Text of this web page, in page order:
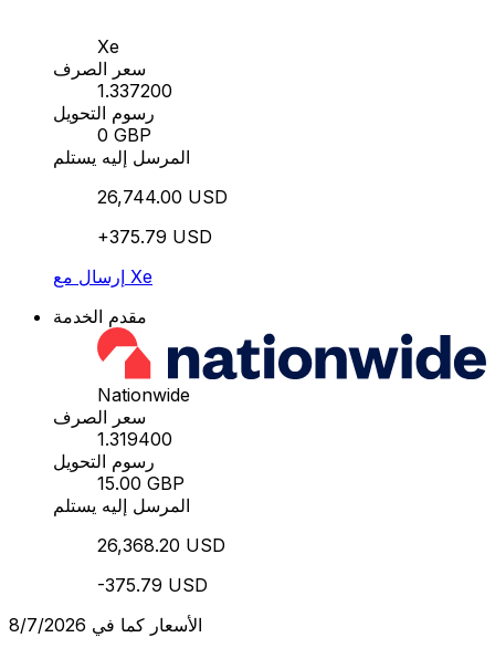
Xe
سعر الصرف
1.337200
رسوم التحويل
0 GBP
المرسل إليه يستلم
26,744.00 USD
+375.79 USD
إرسال مع Xe
مقدم الخدمة
Nationwide
سعر الصرف
1.319400
رسوم التحويل
15.00 GBP
المرسل إليه يستلم
26,368.20 USD
-375.79 USD
الأسعار كما في 8/7/2026